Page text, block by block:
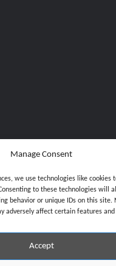
Manage Consent
we use technologies like cookies
to these technologies will
behavior or unique IDs on this site.
adversely affect certain features
Accept
на email рассылку:
с нашей политикой